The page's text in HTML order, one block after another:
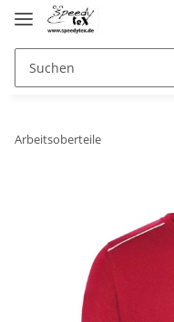
Arbeitsoberteile